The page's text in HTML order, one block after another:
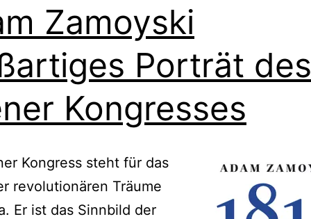
Zamoyski
Porträt des
Kongresses
Kongress steht für das
revolutionären Träume
Er ist das Sinnbild der